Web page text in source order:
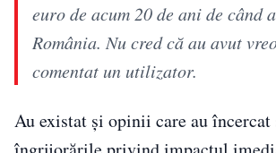
euro de acum 20 de ani de când
România. Nu cred că au avut
comentat un utilizator.
Au existat și opinii care au încercat